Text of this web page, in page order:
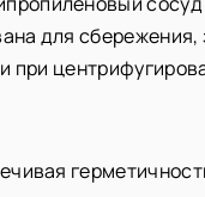
для сбережения,
при